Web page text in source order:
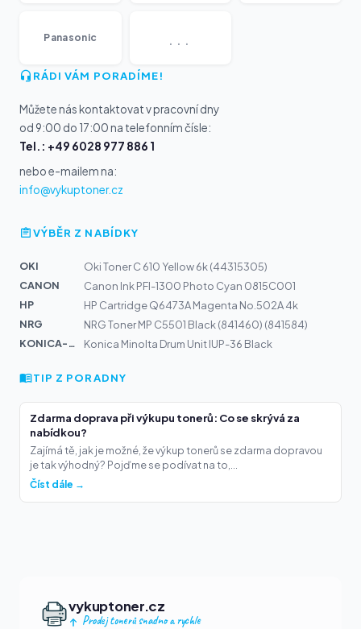
Panasonic ...
RÁDI VÁM PORADÍME!
Můžete nás kontaktovat v pracovní dny
od 9:00 do 17:00 na telefonním čísle:
Tel.: +49 6028 977 886 1
nebo e-mailem na:
info@vykuptoner.cz
VÝBĚR Z NABÍDKY
OKI
Oki Toner C 610 Yellow 6k (44315305)
CANON
Canon Ink PFI-1300 Photo Cyan 0815C001
HP
HP Cartridge Q6473A Magenta No.502A 4k
NRG
NRG Toner MP C5501 Black (841460) (841584)
KONICA-MIN...
Konica Minolta Drum Unit IUP-36 Black
TIP Z PORADNY
Zdarma doprava při výkupu tonerů: Co se skrývá za
nabídkou?
Zajímá tě, jak je možné, že výkup tonerů se zdarma dopravou
je tak výhodný? Pojďme se podívat na to,...
Číst dále →
vykuptoner.cz
Prodej tonerů snadno a rychle